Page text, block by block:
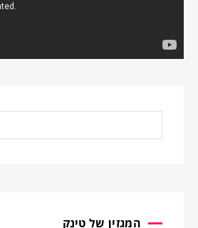
המגזין של טינק